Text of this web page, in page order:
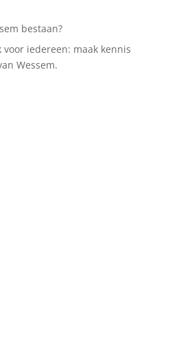
bestaan?
iedereen: maak kennis
Wessem.